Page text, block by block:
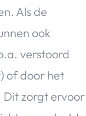
Als de
ook
verstoord
of door het
Dit zorgt ervoor